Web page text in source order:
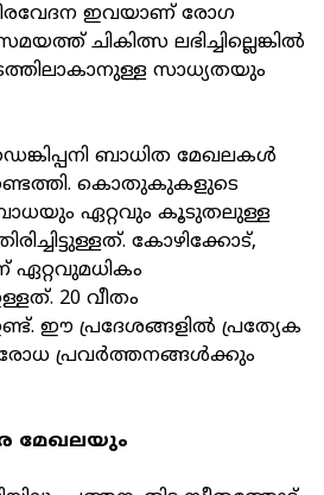
ഇവയാണ് രോഗ
ചികിത്സ ലഭിച്ചില്ലെങ്കില്‍
സാധ്യതയും
ബാധിത മേഖലകള്‍
കൊതുകുകളുടെ
ഏറ്റവും കൂടുതലുള്ള
കോഴിക്കോട്,
ഏറ്റവുമധികം
20 വീതം
ഈ പ്രദേശങ്ങളില്‍ പ്രത്യേക
പ്രവര്‍ത്തനങ്ങള്‍ക്കും
മേഖലയും